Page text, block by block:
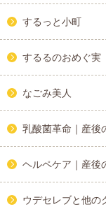
するっと小町
するるのおめぐ実
なごみ美人
乳酸菌革命｜産後
ヘルペケア｜産後
ウデセレブと他の